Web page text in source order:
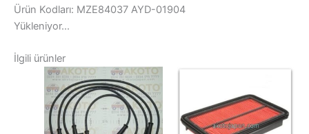
Ürün Kodları: MZE84037 AYD-01904
Yükleniyor...
İlgili ürünler